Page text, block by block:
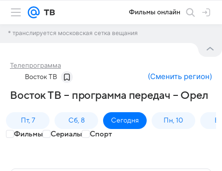
Фильмы онлайн
* транслируется московская сетка вещания
Телепрограмма
Восток ТВ (Сменить регион)
Восток ТВ – программа передач – Орел
Пт, 7 Сб, 8 Сегодня Пн, 10
Фильмы Сериалы Спорт